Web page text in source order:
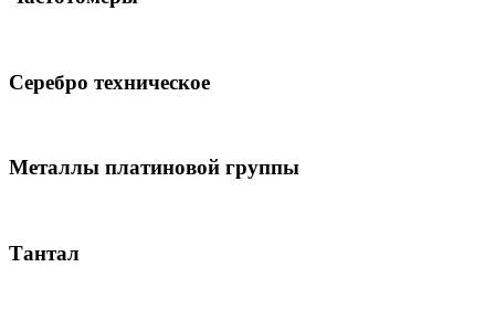
Серебро техническое
Металлы платиновой группы
Тантал